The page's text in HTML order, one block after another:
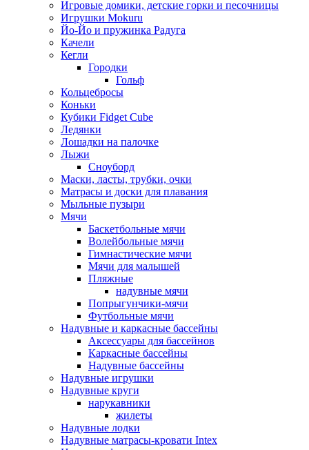
Игровые домики, детские горки и песочницы
Игрушки Mokuru
Йо-Йо и пружинка Радуга
Качели
Кегли
Городки
Гольф
Кольцебросы
Коньки
Кубики Fidget Cube
Ледянки
Лошадки на палочке
Лыжи
Сноуборд
Маски, ласты, трубки, очки
Матрасы и доски для плавания
Мыльные пузыри
Мячи
Баскетбольные мячи
Волейбольные мячи
Гимнастические мячи
Мячи для малышей
Пляжные
надувные мячи
Попрыгунчики-мячи
Футбольные мячи
Надувные и каркасные бассейны
Аксессуары для бассейнов
Каркасные бассейны
Надувные бассейны
Надувные игрушки
Надувные круги
нарукавники
жилеты
Надувные лодки
Надувные матрасы-кровати Intex